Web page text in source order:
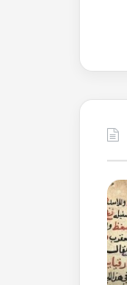
كلمات
بها
همزة
متطرفة
على